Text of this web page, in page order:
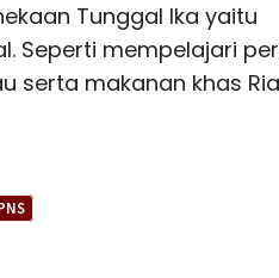
Tunggal Ika yaitu
Seperti mempelajari
serta makanan khas